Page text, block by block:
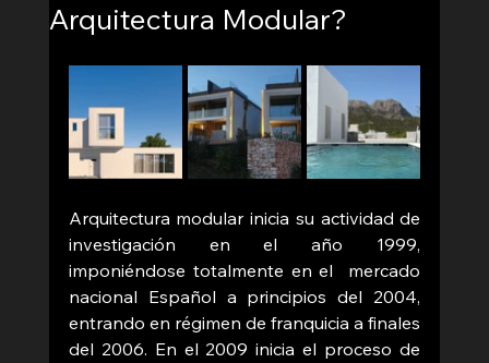
Arquitectura Modular?
Arquitectura modular inicia su actividad de
investigación en el año 1999,
imponiéndose totalmente en el  mercado
nacional Español a principios del 2004,
entrando en régimen de franquicia a finales
del 2006. En el 2009 inicia el proceso de